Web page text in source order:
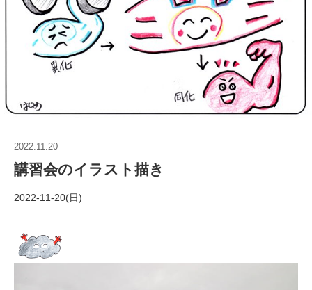
2022.11.20
講習会のイラスト描き
2022-11-20(日)